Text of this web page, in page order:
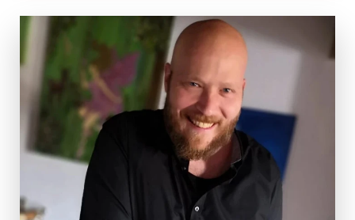
Nachhaltigkeit
Partner:innen
Anmeldung & Informationen
Veranstaltungs-ID
Trauma 01/25 Wien
2 Tage